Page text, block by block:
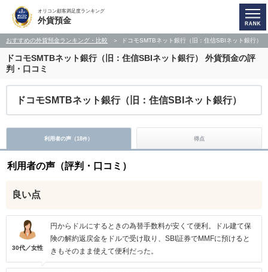
オリコン顧客満足度ランキング
外貨預金
おすすめの外貨預金ランキング・比較 ドコモSMTBネット銀行（旧：住信SBIネット銀行）
ドコモSMTBネット銀行（旧：住信SBIネット銀行）
外貨預金の評
判・口コミ
ドコモSMTBネット銀行（旧：住信SBIネット銀行）
利用者の声（18件） 得点
利用者の声（評判・口コミ）
良い点
30代／女性
円からドルにするときの為替手数料が安くて便利。ドル建て保
険の解約返戻金をドルで受け取り、SBI証券でMMFに預けると
きもそのまま使えて便利だった。